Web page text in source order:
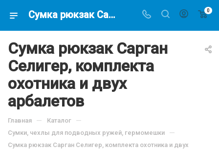
Сумка рюкзак Cарган Cелигер, комплекта охотника и двух арбалетов, по цене 3568.3 руб, купить в интернет-магазине подводной охоты Водолаз.РФ в Москве. - 0
Сумка рюкзак Cарган
Cелигер, комплекта
охотника и двух
арбалетов
Главная — Каталог —
Сумки, чехлы для подводных ружей, гермомешки —
Сумка рюкзак Cарган Cелигер, комплекта охотника и двух